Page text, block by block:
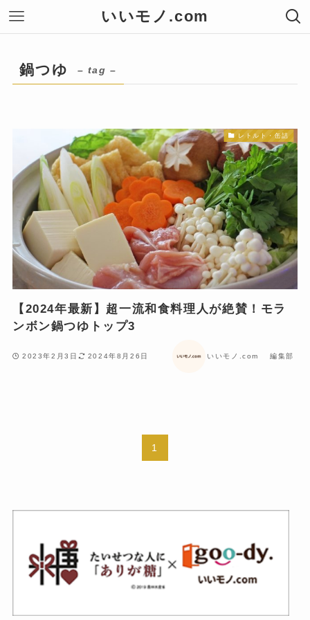
いいモノ.com
鍋つゆ – tag –
レトルト・缶詰
【2024年最新】超一流和食料理人が絶賛！モラ
ンボン鍋つゆトップ3
2023年2月3日 2024年8月26日 いいモノ.com 編集部
1